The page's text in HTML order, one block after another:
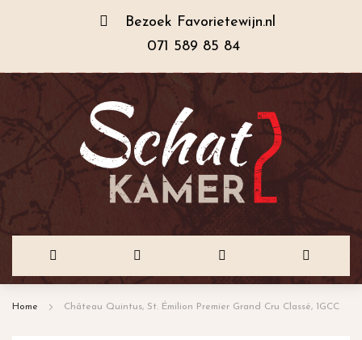
Bezoek Favorietewijn.nl
071 589 85 84
Home Château Quintus, St. Émilion Premier Grand Cru Classé, 1GCC